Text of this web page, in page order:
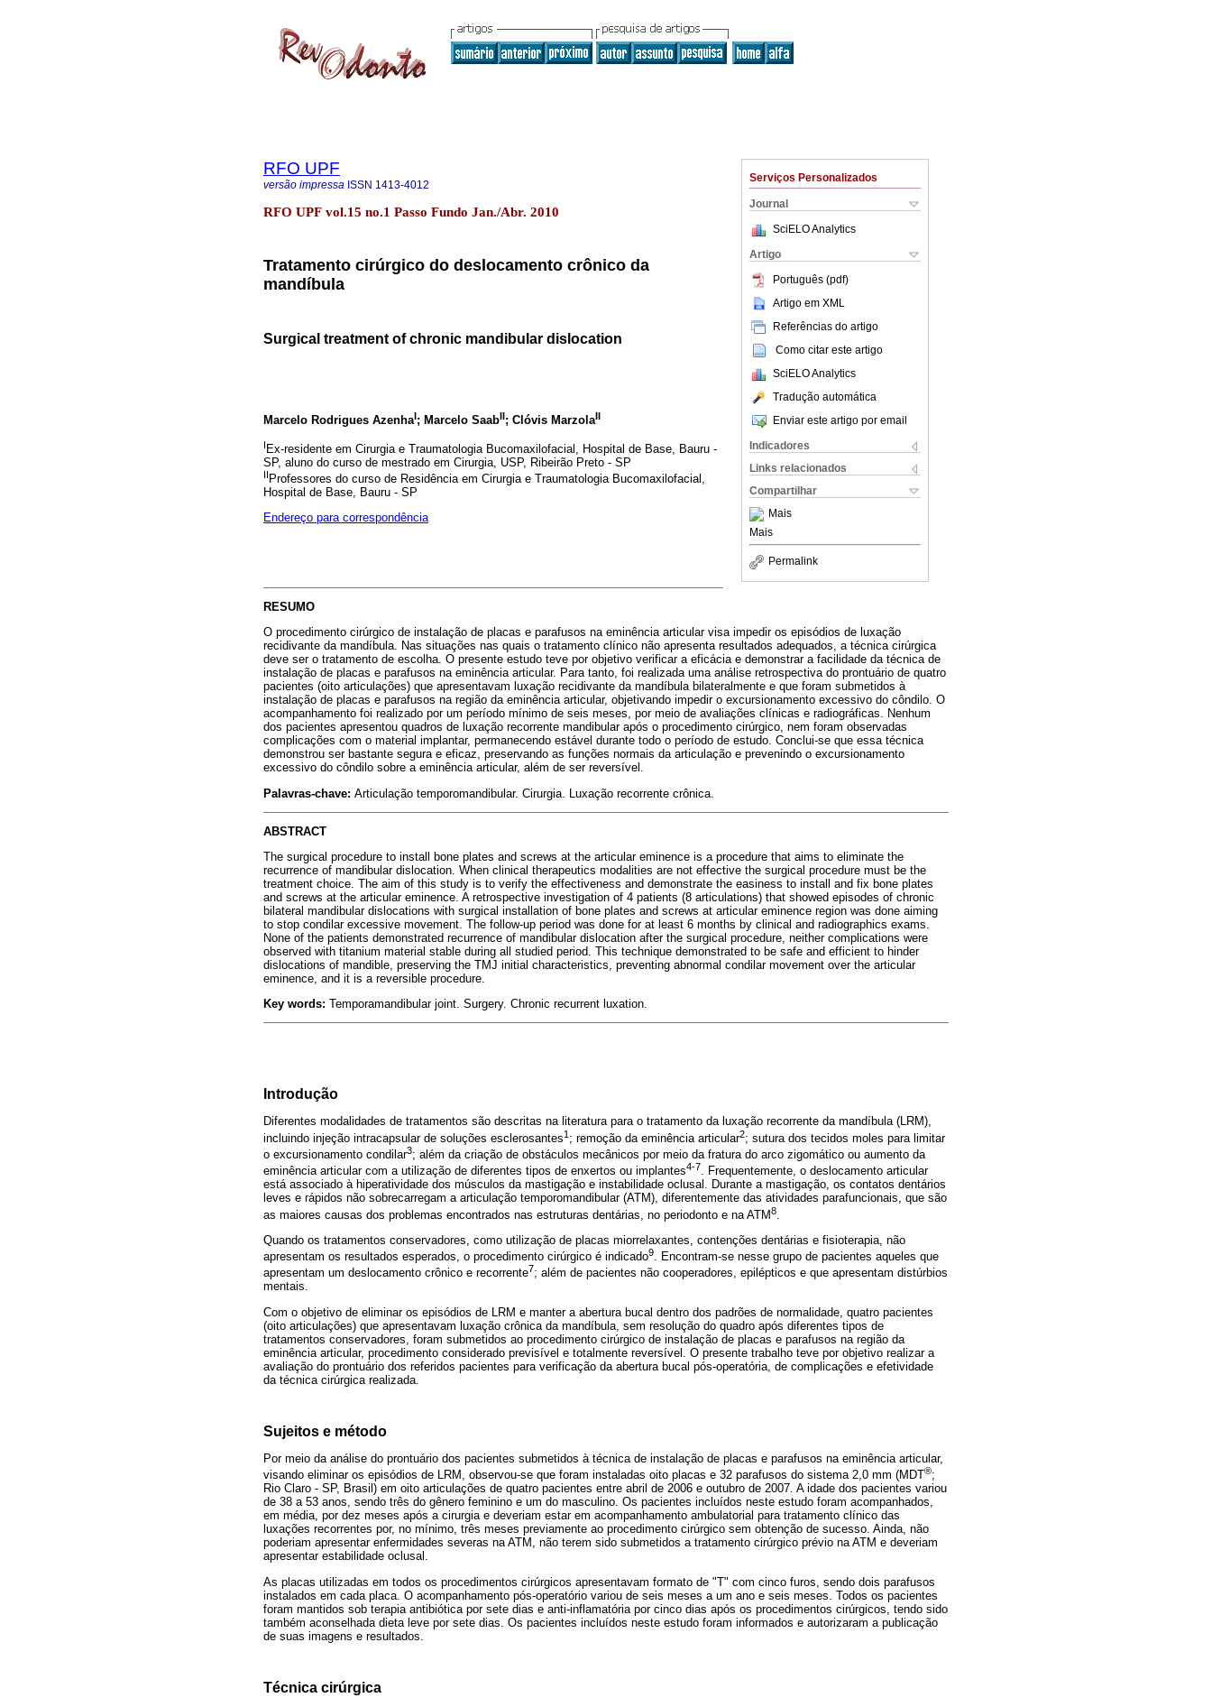
Serviços Personalizados
Journal
SciELO Analytics
Artigo
Português (pdf)
Artigo em XML
Referências do artigo
Como citar este artigo
SciELO Analytics
Tradução automática
Enviar este artigo por email
Indicadores
Links relacionados
Compartilhar
Mais
Mais
Permalink
RFO UPF
versão impressa ISSN 1413-4012
RFO UPF vol.15 no.1 Passo Fundo Jan./Abr. 2010
Tratamento cirúrgico do deslocamento crônico da
mandíbula
Surgical treatment of chronic mandibular dislocation
Marcelo Rodrigues AzenhaI; Marcelo SaabII; Clóvis MarzolaII
I Ex-residente em Cirurgia e Traumatologia Bucomaxilofacial, Hospital de Base, Bauru -
SP, aluno do curso de mestrado em Cirurgia, USP, Ribeirão Preto - SP
II Professores do curso de Residência em Cirurgia e Traumatologia Bucomaxilofacial,
Hospital de Base, Bauru - SP
Endereço para correspondência
RESUMO
O procedimento cirúrgico de instalação de placas e parafusos na eminência articular visa impedir os episódios de luxação
recidivante da mandíbula. Nas situações nas quais o tratamento clínico não apresenta resultados adequados, a técnica cirúrgica
deve ser o tratamento de escolha. O presente estudo teve por objetivo verificar a eficácia e demonstrar a facilidade da técnica de
instalação de placas e parafusos na eminência articular. Para tanto, foi realizada uma análise retrospectiva do prontuário de quatro
pacientes (oito articulações) que apresentavam luxação recidivante da mandíbula bilateralmente e que foram submetidos à
instalação de placas e parafusos na região da eminência articular, objetivando impedir o excursionamento excessivo do côndilo. O
acompanhamento foi realizado por um período mínimo de seis meses, por meio de avaliações clínicas e radiográficas. Nenhum
dos pacientes apresentou quadros de luxação recorrente mandibular após o procedimento cirúrgico, nem foram observadas
complicações com o material implantar, permanecendo estável durante todo o período de estudo. Conclui-se que essa técnica
demonstrou ser bastante segura e eficaz, preservando as funções normais da articulação e prevenindo o excursionamento
excessivo do côndilo sobre a eminência articular, além de ser reversível.
Palavras-chave: Articulação temporomandibular. Cirurgia. Luxação recorrente crônica.
ABSTRACT
The surgical procedure to install bone plates and screws at the articular eminence is a procedure that aims to eliminate the
recurrence of mandibular dislocation. When clinical therapeutics modalities are not effective the surgical procedure must be the
treatment choice. The aim of this study is to verify the effectiveness and demonstrate the easiness to install and fix bone plates
and screws at the articular eminence. A retrospective investigation of 4 patients (8 articulations) that showed episodes of chronic
bilateral mandibular dislocations with surgical installation of bone plates and screws at articular eminence region was done aiming
to stop condilar excessive movement. The follow-up period was done for at least 6 months by clinical and radiographics exams.
None of the patients demonstrated recurrence of mandibular dislocation after the surgical procedure, neither complications were
observed with titanium material stable during all studied period. This technique demonstrated to be safe and efficient to hinder
dislocations of mandible, preserving the TMJ initial characteristics, preventing abnormal condilar movement over the articular
eminence, and it is a reversible procedure.
Key words: Temporamandibular joint. Surgery. Chronic recurrent luxation.
Introdução
Diferentes modalidades de tratamentos são descritas na literatura para o tratamento da luxação recorrente da mandíbula (LRM),
incluindo injeção intracapsular de soluções esclerosantes1 ; remoção da eminência articular2; sutura dos tecidos moles para limitar
o excursionamento condilar3; além da criação de obstáculos mecânicos por meio da fratura do arco zigomático ou aumento da
eminência articular com a utilização de diferentes tipos de enxertos ou implantes4-7. Frequentemente, o deslocamento articular
está associado à hiperatividade dos músculos da mastigação e instabilidade oclusal. Durante a mastigação, os contatos dentários
leves e rápidos não sobrecarregam a articulação temporomandibular (ATM), diferentemente das atividades parafuncionais, que são
as maiores causas dos problemas encontrados nas estruturas dentárias, no periodonto e na ATM8
Quando os tratamentos conservadores, como utilização de placas miorrelaxantes, contenções dentárias e fisioterapia, não
apresentam os resultados esperados, o procedimento cirúrgico é indicado9. Encontram-se nesse grupo de pacientes aqueles que
apresentam um deslocamento crônico e recorrente7; além de pacientes não cooperadores, epilépticos e que apresentam distúrbios
mentais.
Com o objetivo de eliminar os episódios de LRM e manter a abertura bucal dentro dos padrões de normalidade, quatro pacientes
(oito articulações) que apresentavam luxação crônica da mandíbula, sem resolução do quadro após diferentes tipos de
tratamentos conservadores, foram submetidos ao procedimento cirúrgico de instalação de placas e parafusos na região da
eminência articular, procedimento considerado previsível e totalmente reversível. O presente trabalho teve por objetivo realizar a
avaliação do prontuário dos referidos pacientes para verificação da abertura bucal pós-operatória, de complicações e efetividade
da técnica cirúrgica realizada.
Sujeitos e método
Por meio da análise do prontuário dos pacientes submetidos à técnica de instalação de placas e parafusos na eminência articular,
visando eliminar os episódios de LRM, observou-se que foram instaladas oito placas e 32 parafusos do sistema 2,0 mm (MDT®;
Rio Claro - SP, Brasil) em oito articulações de quatro pacientes entre abril de 2006 e outubro de 2007. A idade dos pacientes variou
de 38 a 53 anos, sendo três do gênero feminino e um do masculino. Os pacientes incluídos neste estudo foram acompanhados,
em média, por dez meses após a cirurgia e deveriam estar em acompanhamento ambulatorial para tratamento clínico das
luxações recorrentes por, no mínimo, três meses previamente ao procedimento cirúrgico sem obtenção de sucesso. Ainda, não
poderiam apresentar enfermidades severas na ATM, não terem sido submetidos a tratamento cirúrgico prévio na ATM e deveriam
apresentar estabilidade oclusal.
As placas utilizadas em todos os procedimentos cirúrgicos apresentavam formato de "T" com cinco furos, sendo dois parafusos
instalados em cada placa. O acompanhamento pós-operatório variou de seis meses a um ano e seis meses. Todos os pacientes
foram mantidos sob terapia antibiótica por sete dias e anti-inflamatória por cinco dias após os procedimentos cirúrgicos, tendo sido
também aconselhada dieta leve por sete dias. Os pacientes incluídos neste estudo foram informados e autorizaram a publicação
de suas imagens e resultados.
Técnica cirúrgica